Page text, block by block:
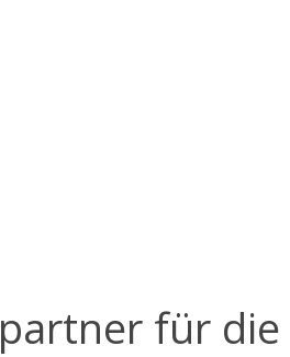
für die